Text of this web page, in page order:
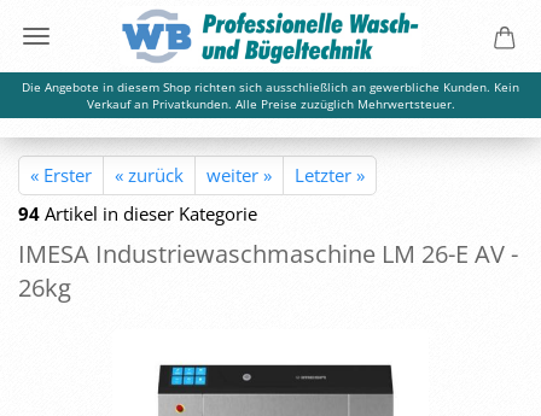
Die Angebote in diesem Shop richten sich ausschließlich an gewerbliche Kunden. Kein
Verkauf an Privatkunden. Alle Preise zuzüglich Mehrwertsteuer.
« Erster « zurück weiter »
Letzter »
94 Artikel in dieser Kategorie
IMESA In­dus­trie­wasch­ma­schi­ne LM 26-E AV -
26kg